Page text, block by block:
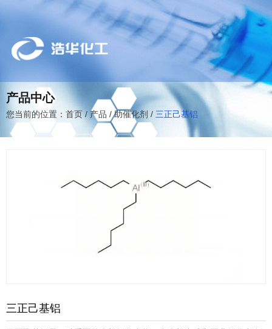
产品中心
您当前的位置：首页/ 产品 /助催化剂 / 三正己基铝
三正己基铝